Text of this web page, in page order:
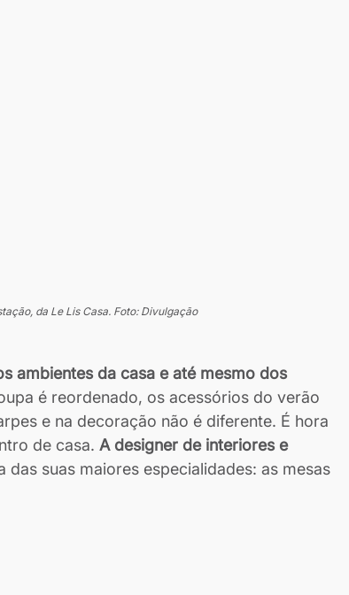
da Le Lis Casa. Foto: Divulgação
ambientes da casa e até mesmo dos
é reordenado, os acessórios do verão
e na decoração não é diferente. É hora
de casa. A designer de interiores e
das suas maiores especialidades: as mesas